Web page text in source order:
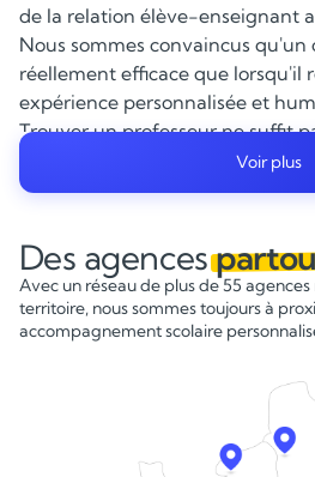
de la relation élève-enseignant
Nous sommes convaincus
réellement efficace que lorsqu'il
expérience personnalisée et
Trouver un professeur ne suffit
le bon enseignant pour le bon
adéquation, ce « tandem
d'engagement.
Nos enseignants sont
compétences académiques,
pour leur capacité à transmettre,
stimulant. Ce sont des
pédagogues et passionnés,
l'envie d'apprendre,
Voir plus
Des agences
Avec un réseau de plus de 55
territoire, nous sommes toujours à
accompagnement scolaire